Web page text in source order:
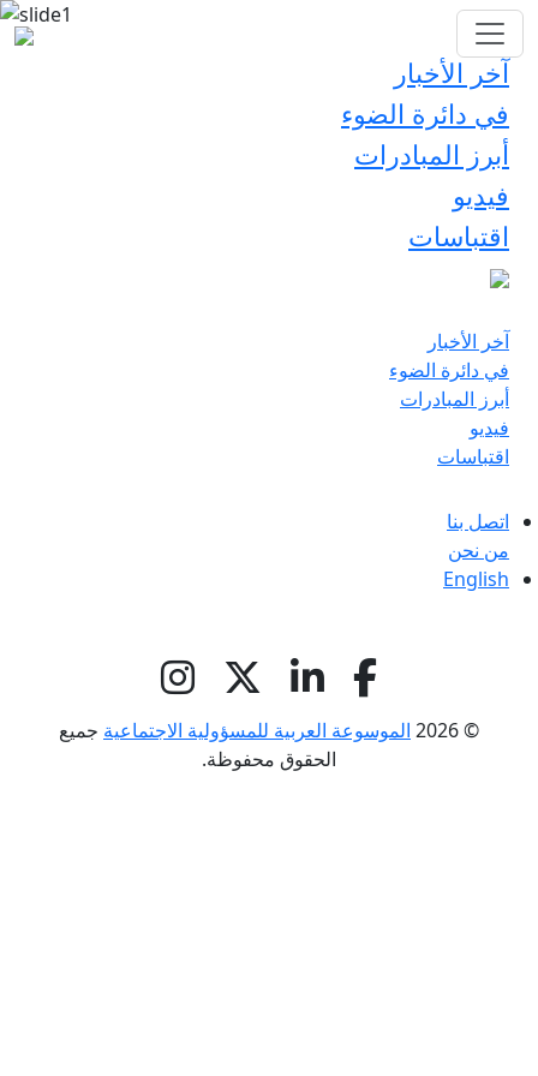
آخر الأخبار
في دائرة الضوء
أبرز المبادرات
فيديو
اقتباسات
آخر الأخبار
في دائرة الضوء
أبرز المبادرات
فيديو
اقتباسات
اتصل بنا
من نحن
English
© 2026 الموسوعة العربية للمسؤولية الاجتماعية جميع
الحقوق محفوظة.